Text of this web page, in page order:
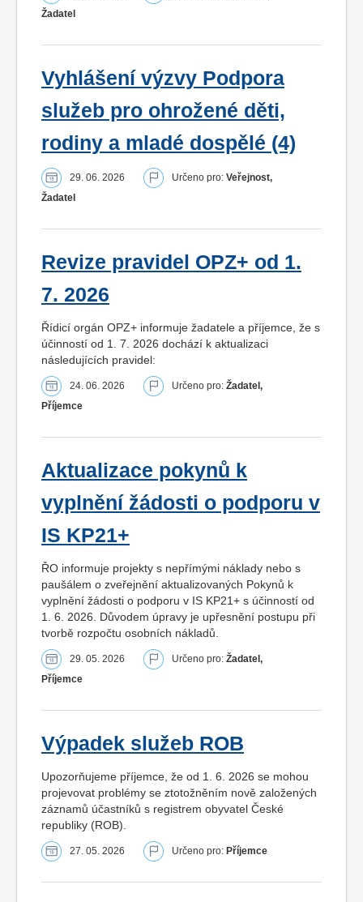
Žadatel
Vyhlášení výzvy Podpora
služeb pro ohrožené děti,
rodiny a mladé dospělé (4)
29. 06. 2026 Určeno pro: Veřejnost,
Žadatel
Revize pravidel OPZ+ od 1.
7. 2026
Řídicí orgán OPZ+ informuje žadatele a příjemce, že s
účinností od 1. 7. 2026 dochází k aktualizaci
následujících pravidel:
24. 06. 2026 Určeno pro: Žadatel,
Příjemce
Aktualizace pokynů k
vyplnění žádosti o podporu v
IS KP21+
ŘO informuje projekty s nepřímými náklady nebo s
paušálem o zveřejnění aktualizovaných Pokynů k
vyplnění žádosti o podporu v IS KP21+ s účinností od
1. 6. 2026. Důvodem úpravy je upřesnění postupu při
tvorbě rozpočtu osobních nákladů.
29. 05. 2026 Určeno pro: Žadatel,
Příjemce
Výpadek služeb ROB
Upozorňujeme příjemce, že od 1. 6. 2026 se mohou
projevovat problémy se ztotožněním nově založených
záznamů účastníků s registrem obyvatel České
republiky (ROB).
27. 05. 2026 Určeno pro: Příjemce